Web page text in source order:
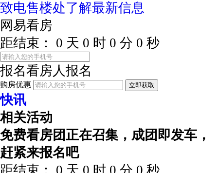
致电售楼处了解最新信息
网易看房
距结束：
0 天 0 时 0 分 0 秒
报名看房人报名
购房优惠 立即获取
快讯
相关活动
免费看房团正在召集，成团即发车，
赶紧来报名吧
距结束：
0 天 0 时 0 分 0 秒